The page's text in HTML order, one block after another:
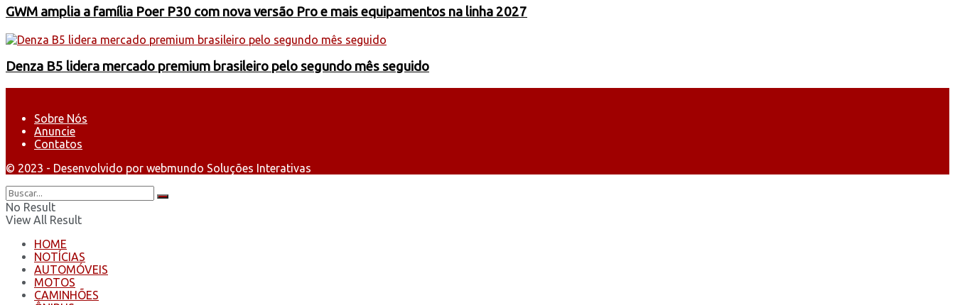
GWM amplia a família Poer P30 com nova versão Pro e mais equipamentos na linha 2027
Denza B5 lidera mercado premium brasileiro pelo segundo mês seguido
Sobre Nós
Anuncie
Contatos
© 2023 - Desenvolvido por webmundo Soluções Interativas
No Result
View All Result
HOME
NOTÍCIAS
AUTOMÓVEIS
MOTOS
CAMINHÕES